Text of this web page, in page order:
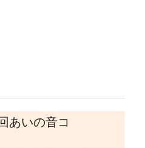
あいの音コ